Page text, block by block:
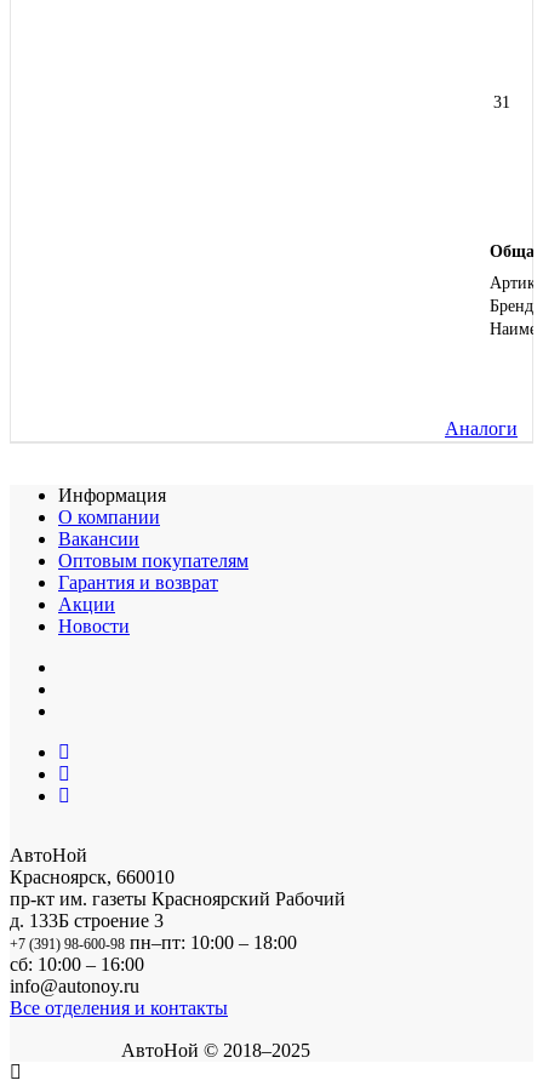
31
Бренд
Аналоги
Информация
О компании
Вакансии
Оптовым покупателям
Гарантия и возврат
Акции
Новости
АвтоНой
Красноярск, 660010
пр-кт им. газеты Красноярский Рабочий
д. 133Б строение 3
+7 (391) 98-600-98 пн–пт: 10:00 – 18:00
сб: 10:00 – 16:00
info@autonoy.ru
Все отделения и контакты
АвтоНой © 2018–2025